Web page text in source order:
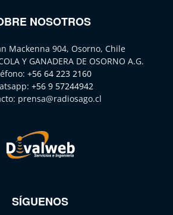
NOSOTROS
Mackenna 904, Osorno, Chile
Y GANADERA DE OSORNO A.G.
+56 64 223 2160
+56 9 57244942
prensa@radiosago.cl
SÍGUENOS